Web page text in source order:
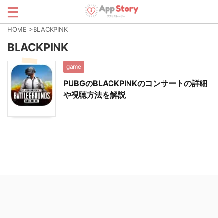
HOME >BLACKPINK
BLACKPINK
game
PUBGのBLACKPINKのコンサートの詳細
や視聴方法を解説